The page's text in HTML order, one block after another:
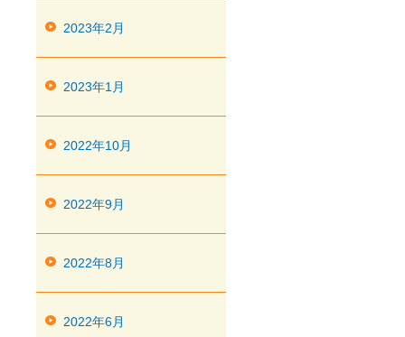
2023年2月
2023年1月
2022年10月
2022年9月
2022年8月
2022年6月